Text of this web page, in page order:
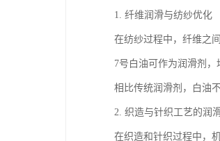
1. 纤维润滑与纺纱优化
在纺纱过程中，纤维之
7号白油可作为润滑剂，
相比传统润滑剂，白油
2. 织造与针织工艺的润
在织造和针织过程中，